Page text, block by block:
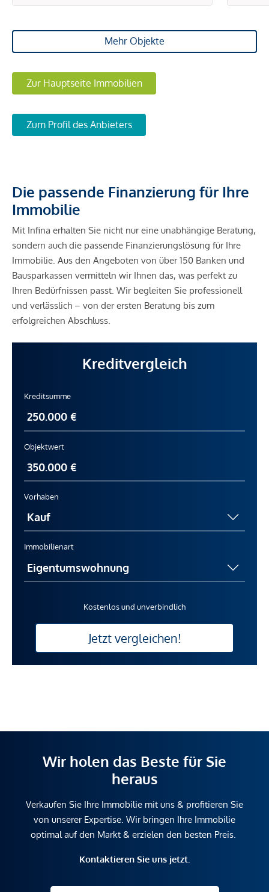
Mehr Objekte
Zur Hauptseite Immobilien
Zum Profil des Anbieters
Die passende Finanzierung für Ihre
Immobilie
Mit Infina erhalten Sie nicht nur eine unabhängige Beratung,
sondern auch die passende Finanzierungslösung für Ihre
Immobilie. Aus den Angeboten von über 150 Banken und
Bausparkassen vermitteln wir Ihnen das, was perfekt zu
Ihren Bedürfnissen passt. Wir begleiten Sie professionell
und verlässlich – von der ersten Beratung bis zum
erfolgreichen Abschluss.
Kreditvergleich
Kreditsumme
Objektwert
Vorhaben
Immobilienart
Kostenlos und unverbindlich
Jetzt vergleichen!
Wir holen das Beste für Sie
heraus
Verkaufen Sie Ihre Immobilie mit uns & profitieren Sie
von unserer Expertise. Wir bringen Ihre Immobilie
optimal auf den Markt & erzielen den besten Preis.
Kontaktieren Sie uns jetzt.